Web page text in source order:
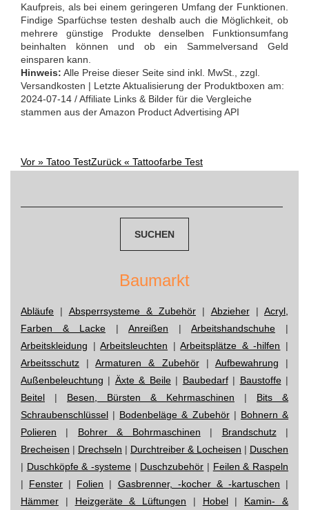
Kaufpreis, als bei einem geringeren Umfang der Funktionen.
Findige Sparfüchse testen deshalb auch die Möglichkeit, ob
mehrere günstige Produkte denselben Funktionsumfang
beinhalten können und ob ein Sammelversand Geld
einsparen kann.
Hinweis: Alle Preise dieser Seite sind inkl. MwSt., zzgl.
Versandkosten | Letzte Aktualisierung der Produktboxen am:
2024-07-14 / Affiliate Links & Bilder für die Vergleiche
stammen aus der Amazon Product Advertising API
navigation
Vor » Tatoo TestZurück « Tattoofarbe Test
Baumarkt
Abläufe | Absperrsysteme & Zubehör | Abzieher| Acryl,
Farben & Lacke | Anreißen | Arbeitshandschuhe |
Arbeitskleidung |Arbeitsleuchten |Arbeitsplätze & -hilfen |
Arbeitsschutz |Armaturen & Zubehör| Aufbewahrung |
Außenbeleuchtung | Äxte & Beile| Baubedarf| Baustoffe|
Beitel | Besen, Bürsten & Kehrmaschinen | Bits &
Schraubenschlüssel | Bodenbeläge & Zubehör| Bohnern &
Polieren | Bohrer & Bohrmaschinen | Brandschutz|
Brecheisen | Drechseln | Durchtreiber & Locheisen | Duschen
| Duschköpfe & -systeme | Duschzubehör | Feilen & Raspeln
| Fenster | Folien | Gasbrenner, -kocher & -kartuschen |
Hämmer | Heizgeräte & Lüftungen | Hobel| Kamin- &